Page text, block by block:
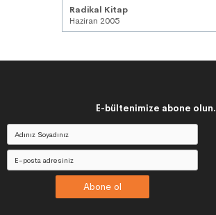
Radikal Kitap
Haziran 2005
E-bültenimize abone olun.
Abone ol